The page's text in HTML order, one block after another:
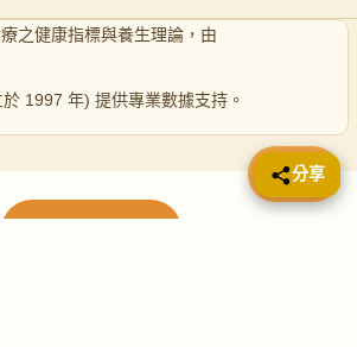
療之健康指標與養生理論，由
於 1997 年) 提供專業數據支持。
📤 分享
分享